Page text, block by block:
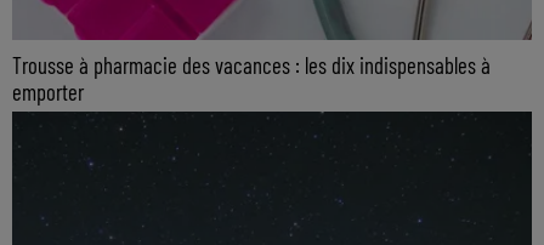
Trousse à pharmacie des vacances : les dix indispensables à
emporter